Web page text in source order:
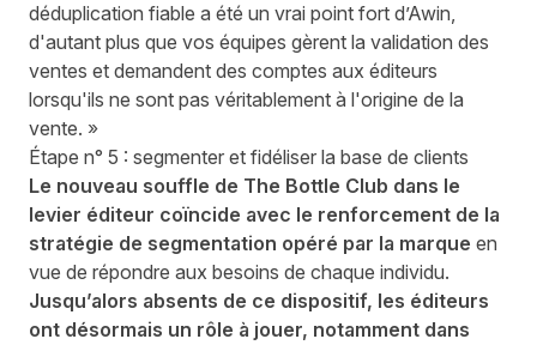
déduplication fiable a été un vrai point fort d’Awin,
d'autant plus que vos équipes gèrent la validation des
ventes et demandent des comptes aux éditeurs
lorsqu'ils ne sont pas véritablement à l'origine de la
vente. »
Étape n° 5 : segmenter et fidéliser la base de clients
Le nouveau souffle de The Bottle Club dans le
levier éditeur coïncide avec le renforcement de la
stratégie de segmentation opéré par la marque en
vue de répondre aux besoins de chaque individu.
Jusqu’alors absents de ce dispositif, les éditeurs
ont désormais un rôle à jouer, notamment dans